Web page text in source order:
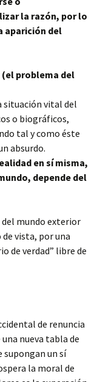
la razón, por lo
aparición del
problema del
situación vital del
o biográficos,
tal y como éste
absurdo.
en sí misma,
depende del
mundo exterior
vista, por una
de verdad” libre de
de renuncia
nueva tabla de
supongan un sí
la moral de